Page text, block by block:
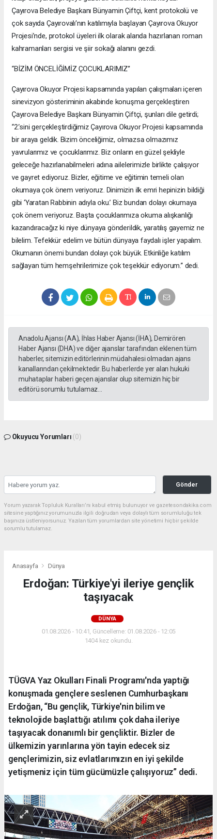
Çayırova Belediye Başkanı Bünyamin Çiftçi, kent protokolü ve
çok sayıda Çayırovalı’nın katılımıyla başlayan Çayırova Okuyor
Projesi’nde, protokol üyeleri ilk olarak alanda hazırlanan roman
kahramanları sergisi ve şiir sokağı alanını gezdi.
“BİZİM ÖNCELİĞİMİZ ÇOCUKLARIMIZ”
Çayırova Okuyor Projesi kapsamında yapılan çalışmaları içeren
sinevizyon gösteriminin akabinde konuşma gerçekleştiren
Çayırova Belediye Başkanı Bünyamin Çiftçi, şunları dile getirdi;
“2.’sini gerçekleştirdiğimiz Çayırova Okuyor Projesi kapsamında
bir araya geldik. Bizim önceliğimiz, olmazsa olmazımız
yavrularımız ve çocuklarımız. Biz onların en güzel şekliyle
geleceğe hazırlanabilmeleri adına ailelerimizle birlikte çalışıyor
ve gayret ediyoruz. Bizler, eğitime ve eğitimin temeli olan
okumaya çok önem veriyoruz. Dinimizin ilk emri hepinizin bildiği
gibi ‘Yaratan Rabbinin adıyla oku.’ Biz bundan dolayı okumaya
çok önem veriyoruz. Başta çocuklarımıza okuma alışkanlığı
kazandıracağız ki niye dünyaya gönderildik, yaratılış gayemiz ne
bilelim. Tefekkür edelim ve bütün dünyaya faydalı işler yapalım.
Okumanın önemi bundan dolayı çok büyük. Etkinliğe katılım
sağlayan tüm hemşehrilerimize çok teşekkür ediyorum.” dedi.
Anadolu Ajansı (AA), İhlas Haber Ajansı (İHA), Demirören
Haber Ajansı (DHA) ve diğer ajanslar tarafından eklenen tüm
haberler, sitemizin editörlerinin müdahalesi olmadan ajans
kanallarından çekilmektedir. Bu haberlerde yer alan hukuki
muhataplar haberi geçen ajanslar olup sitemizin hiç bir
editörü sorumlu tutulamaz...
Okuyucu Yorumları (0)
Gönder
Yorum yazarak Topluluk Kuralları’nı kabul etmiş bulunuyor ve gazetesondakika.com
sitesine yaptığınız yorumunuzla ilgili doğrudan veya dolaylı tüm sorumluluğu tek
başınıza üstleniyorsunuz. Yazılan tüm yorumlardan site yönetimi hiçbir şekilde
sorumlu tutulamaz.
Anasayfa Dünya
Erdoğan: Türkiye'yi ileriye gençlik
taşıyacak
DÜNYA
01.08.2026 - 10:41, Güncelleme: 01.08.2026 - 12:05
1404 kez okundu.
TÜGVA Yaz Okulları Finali Programı'nda yaptığı
konuşmada gençlere seslenen Cumhurbaşkanı
Erdoğan, “Bu gençlik, Türkiye'nin bilim ve
teknolojide başlattığı atılımı çok daha ileriye
taşıyacak donanımlı bir gençliktir. Bizler de
ülkemizin yarınlarına yön tayin edecek siz
gençlerimizin, siz evlatlarımızın en iyi şekilde
yetişmeniz için tüm gücümüzle çalışıyoruz” dedi.